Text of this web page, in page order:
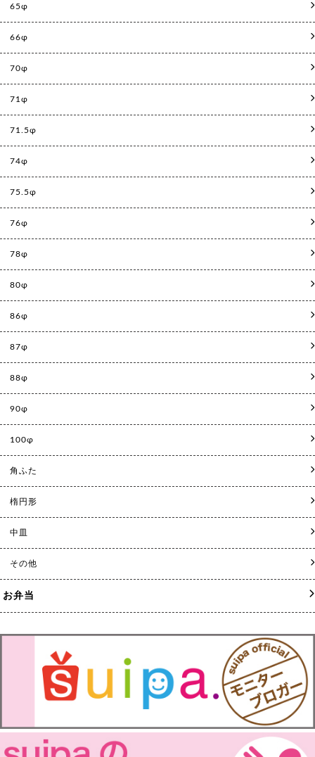
65φ
66φ
70φ
71φ
71.5φ
74φ
75.5φ
76φ
78φ
80φ
86φ
87φ
88φ
90φ
100φ
角ふた
楕円形
中皿
その他
お弁当